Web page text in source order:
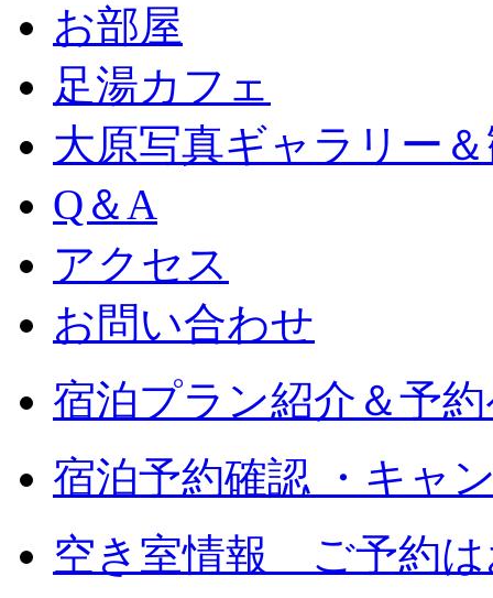
お部屋
足湯カフェ
大原写真ギャラリー
Q＆A
アクセス
お問い合わせ
宿泊プラン紹介＆予
宿泊予約確認 ・キャ
空き室情報 ご予約は